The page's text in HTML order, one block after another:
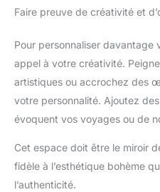
Faire preuve de créativité et
Pour personnaliser
appel à votre créativité.
artistiques ou accrochez des
votre personnalité. Ajoutez
évoquent vos voyages ou de
Cet espace doit être le miroir
fidèle à l’esthétique bohème
l’authenticité.